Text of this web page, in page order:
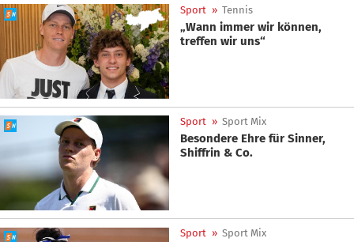
Sport » Tennis
„Wann immer wir können,
treffen wir uns“
Sport » Sport Mix
Besondere Ehre für Sinner,
Shiffrin & Co.
Sport » Sport Mix